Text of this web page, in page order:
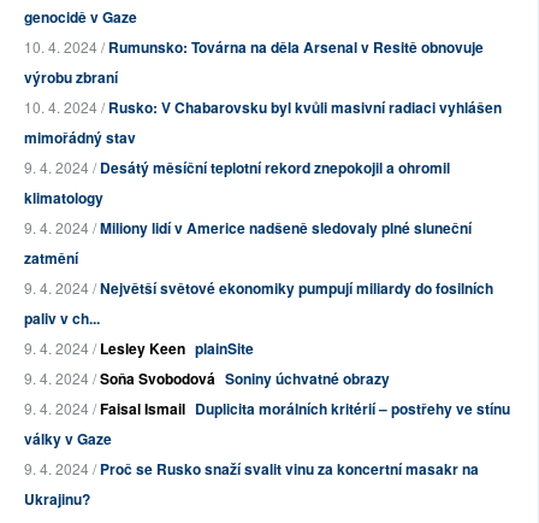
genocidě v Gaze
10. 4. 2024 /Rumunsko: Továrna na děla Arsenal v Resitě obnovuje
výrobu zbraní
10. 4. 2024 /Rusko: V Chabarovsku byl kvůli masivní radiaci vyhlášen
mimořádný stav
9. 4. 2024 /Desátý měsíční teplotní rekord znepokojil a ohromil
klimatology
9. 4. 2024 /Miliony lidí v Americe nadšeně sledovaly plné sluneční
zatmění
9. 4. 2024 /Největší světové ekonomiky pumpují miliardy do fosilních
paliv v ch...
9. 4. 2024 /Lesley Keen plainSite
9. 4. 2024 /Soňa Svobodová Soniny úchvatné obrazy
9. 4. 2024 /Faisal Ismail Duplicita morálních kritérií – postřehy ve stínu
války v Gaze
9. 4. 2024 /Proč se Rusko snaží svalit vinu za koncertní masakr na
Ukrajinu?